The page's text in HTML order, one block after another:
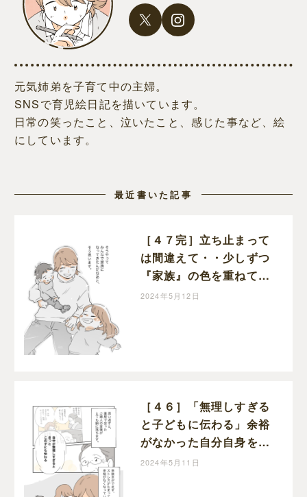
元気姉弟を子育て中の主婦。
SNSで育児絵日記を描いています。
日常の笑ったこと、泣いたこと、感じた事など、絵
にしています。
最近書いた記事
［４７完］立ち止まって
は間違えて・・少しずつ
『家族』の色を重ねてき
たのだと実感！２歳差育
2024年5月12日
［４６］「無理しすぎる
と子どもに伝わる」余裕
がなかった自分自身を振
り返って思うこと。２歳
2024年5月11日